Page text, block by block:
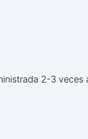
2-3 veces